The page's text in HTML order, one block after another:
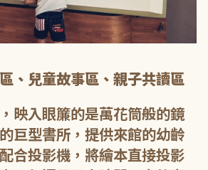
、兒童故事區、親子共讀區
映入眼簾的是萬花筒般的鏡
巨型書所，提供來館的幼齡
合投影機，將繪本直接投影